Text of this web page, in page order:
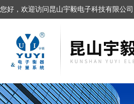
您好，欢迎访问昆山宇毅电子科技有限公司